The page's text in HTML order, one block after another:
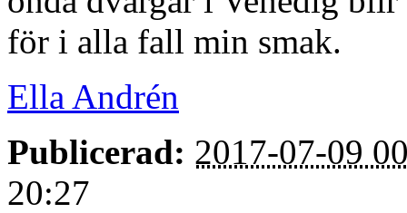
för i alla fall min smak.
Ella Andrén
Publicerad: 2017-07-09
20:27